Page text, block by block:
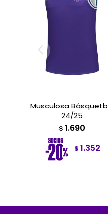
Musculosa
24/25
$ 1.690
$ 1.352